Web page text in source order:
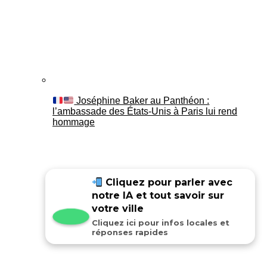
Joséphine Baker au Panthéon :
l’ambassade des États-Unis à Paris lui rend
hommage
Cliquez pour parler avec
notre IA et tout savoir sur
votre ville
Cliquez ici pour infos locales et
réponses rapides